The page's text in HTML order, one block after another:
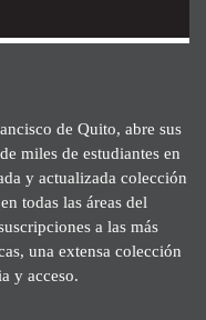
de Quito, abre sus
miles de estudiantes en
y actualizada colección
todas las áreas del
a las más
una extensa colección
y acceso.